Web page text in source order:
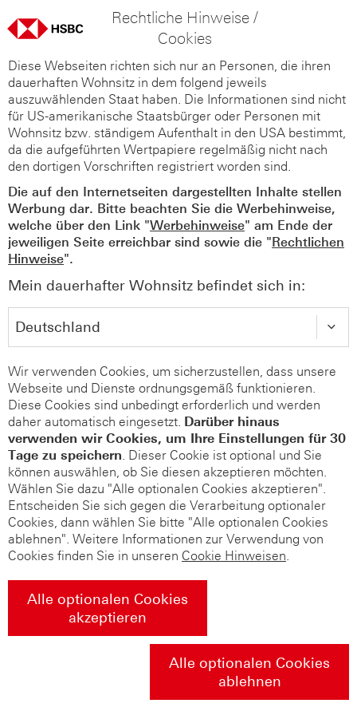
Rechtliche Hinweise /
Cookies
Diese Webseiten richten sich nur an Personen, die ihren
dauerhaften Wohnsitz in dem folgend jeweils
auszuwählenden Staat haben. Die Informationen sind nicht
für US-amerikanische Staatsbürger oder Personen mit
Wohnsitz bzw. ständigem Aufenthalt in den USA bestimmt,
da die aufgeführten Wertpapiere regelmäßig nicht nach
den dortigen Vorschriften registriert worden sind.
Die auf den Internetseiten dargestellten Inhalte stellen
Werbung dar. Bitte beachten Sie die Werbehinweise,
welche über den Link "Werbehinweise" am Ende der
jeweiligen Seite erreichbar sind sowie die "Rechtlichen
Hinweise".
Mein dauerhafter Wohnsitz befindet sich in:
Wir verwenden Cookies, um sicherzustellen, dass unsere
Webseite und Dienste ordnungsgemäß funktionieren.
Diese Cookies sind unbedingt erforderlich und werden
daher automatisch eingesetzt. Darüber hinaus
verwenden wir Cookies, um Ihre Einstellungen für 30
Tage zu speichern. Dieser Cookie ist optional und Sie
können auswählen, ob Sie diesen akzeptieren möchten.
Wählen Sie dazu "Alle optionalen Cookies akzeptieren".
Entscheiden Sie sich gegen die Verarbeitung optionaler
Cookies, dann wählen Sie bitte "Alle optionalen Cookies
ablehnen". Weitere Informationen zur Verwendung von
Cookies finden Sie in unseren Cookie Hinweisen.
Alle optionalen Cookies
akzeptieren
Alle optionalen Cookies
ablehnen